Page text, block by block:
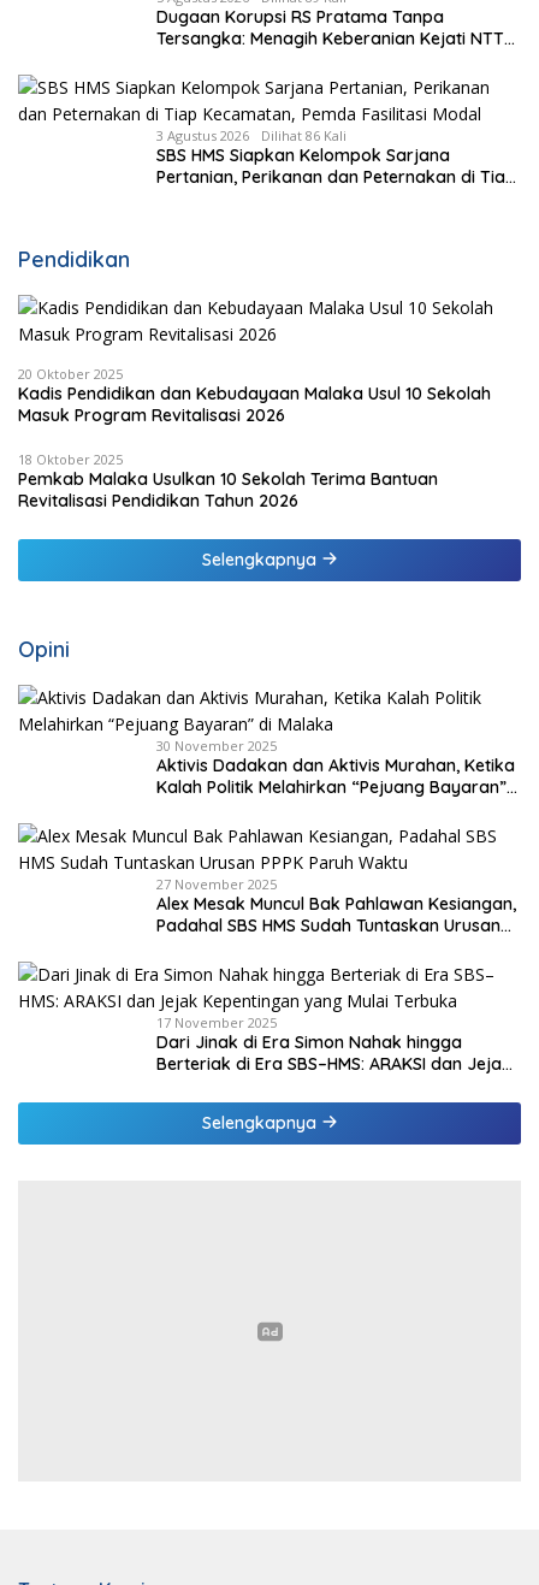
Dugaan Korupsi RS Pratama Tanpa
Tersangka: Menagih Keberanian Kejati NTT
3 Agustus 2026 Dilihat 86 Kali
SBS HMS Siapkan Kelompok Sarjana
Pertanian, Perikanan dan Peternakan di Tiap
Pendidikan
20 Oktober 2025
Kadis Pendidikan dan Kebudayaan Malaka Usul 10 Sekolah
Masuk Program Revitalisasi 2026
18 Oktober 2025
Pemkab Malaka Usulkan 10 Sekolah Terima Bantuan
Revitalisasi Pendidikan Tahun 2026
Selengkapnya
Opini
30 November 2025
Aktivis Dadakan dan Aktivis Murahan, Ketika
Kalah Politik Melahirkan “Pejuang Bayaran”
27 November 2025
Alex Mesak Muncul Bak Pahlawan Kesiangan,
Padahal SBS HMS Sudah Tuntaskan Urusan
17 November 2025
Dari Jinak di Era Simon Nahak hingga
Berteriak di Era SBS–HMS: ARAKSI dan Jejak
Selengkapnya